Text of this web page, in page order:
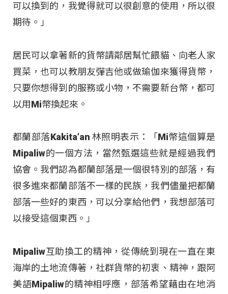
可以換到的，我覺得就可以很創意的使用，所以很
期待。」
居民可以拿著新的貨幣請鄰居幫忙餵貓、向老人家
買菜，也可以教朋友彈吉他或做瑜伽來獲得貨幣，
只要你想得到的服務或小物，不需要新台幣，都可
以用Mi幣換起來。
都蘭部落Kakita’an 林照明表示：「Mi幣這個算是
Mipaliw的一個方法，當然甄選這些就是經過我們
協會。我們認為都蘭部落是一個很特別的部落，有
很多進來都蘭部落不一樣的民族，我們儘量把都蘭
部落一些好的東西，可以分享給他們，我想部落可
以接受這個東西。」
Mipaliw互助換工的精神，從傳統到現在一直在東
海岸的土地流傳著，社群貨幣的初衷、精神，跟阿
美語Mipaliw的精神相呼應，部落希望藉由在地消